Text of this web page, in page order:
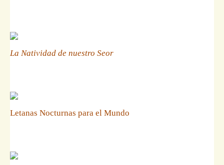
La Natividad de nuestro Seor
Letanas Nocturnas para el Mundo